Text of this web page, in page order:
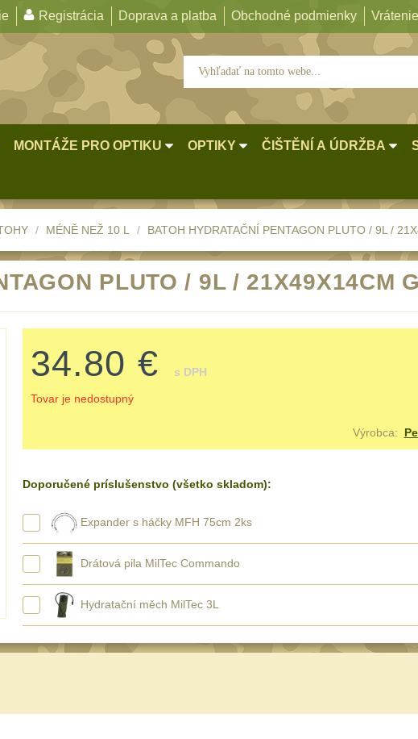
Registrácia Doprava a platba Obchodné podmienky
MONTÁŽE PRO OPTIKU OPTIKY ČIŠTĚNÍ A ÚDRŽBA
MÉNĚ NEŽ 10 L BATOH HYDRATAČNÍ PENTAGON PLUTO / 9L /
PLUTO / 9L / 21X49X14CM
34.80 € s DPH
Tovar je nedostupný
Výrobca:
Doporučené príslušenstvo (všetko skladom):
Expander s háčky MFH 75cm 2ks
Drátová pila MilTec Commando
Hydratační měch MilTec 3L